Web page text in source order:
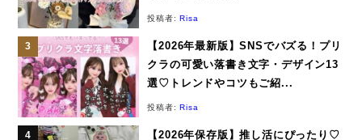
投稿者:Risa
【2026年最新版】SNSでバズる！プリ
クラの可愛い落書き文字・デザイン13
選♡トレンドやコツもご紹...
投稿者:Risa
【2026年保存版】推し活にぴったり♡